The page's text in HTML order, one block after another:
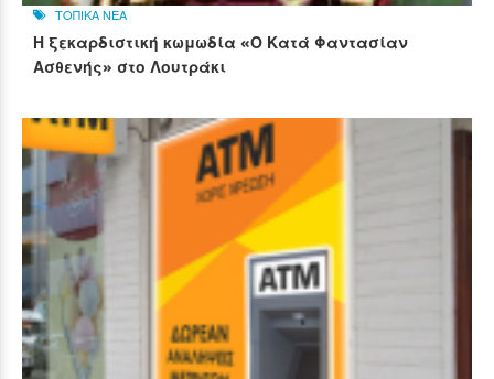
ΤΟΠΙΚΑ ΝΕΑ
Η ξεκαρδιστική κωμωδία «Ο Κατά Φαντασίαν
Ασθενής» στο Λουτράκι